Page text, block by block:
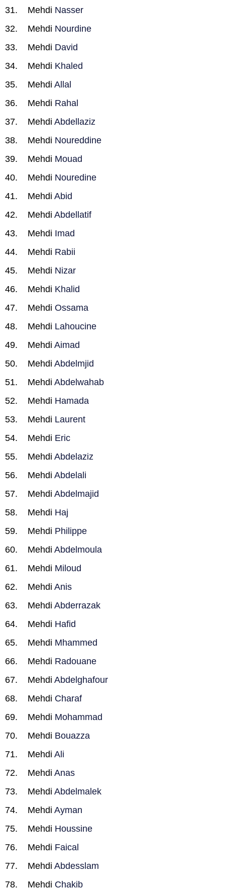
Mehdi Nasser
Mehdi Nourdine
Mehdi David
Mehdi Khaled
Mehdi Allal
Mehdi Rahal
Mehdi Abdellaziz
Mehdi Noureddine
Mehdi Mouad
Mehdi Nouredine
Mehdi Abid
Mehdi Abdellatif
Mehdi Imad
Mehdi Rabii
Mehdi Nizar
Mehdi Khalid
Mehdi Ossama
Mehdi Lahoucine
Mehdi Aimad
Mehdi Abdelmjid
Mehdi Abdelwahab
Mehdi Hamada
Mehdi Laurent
Mehdi Eric
Mehdi Abdelaziz
Mehdi Abdelali
Mehdi Abdelmajid
Mehdi Haj
Mehdi Philippe
Mehdi Abdelmoula
Mehdi Miloud
Mehdi Anis
Mehdi Abderrazak
Mehdi Hafid
Mehdi Mhammed
Mehdi Radouane
Mehdi Abdelghafour
Mehdi Charaf
Mehdi Mohammad
Mehdi Bouazza
Mehdi Ali
Mehdi Anas
Mehdi Abdelmalek
Mehdi Ayman
Mehdi Houssine
Mehdi Faical
Mehdi Abdesslam
Mehdi Chakib